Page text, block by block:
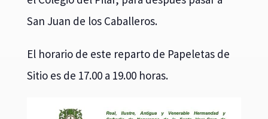
San Juan de los Caballeros.
El horario de este reparto de Papeletas de
Sitio es de 17.00 a 19.00 horas.